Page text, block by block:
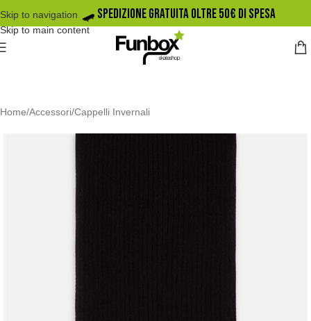
Skip to navigation
Skip to main content
🛹️ SPEDIZIONE GRATUITA OLTRE 50€ DI SPESA
Home/Accessori/Cappelli Invernali